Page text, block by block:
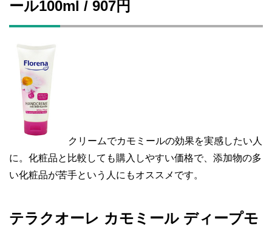
ール100ml / 907円
クリームでカモミールの効果を実感したい人
に。化粧品と比較しても購入しやすい価格で、添加物の多
い化粧品が苦手という人にもオススメです。
テラクオーレ カモミール ディープモ